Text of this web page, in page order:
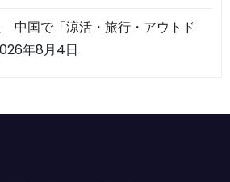
中国で「涼活・旅行・アウトド
年8月4日